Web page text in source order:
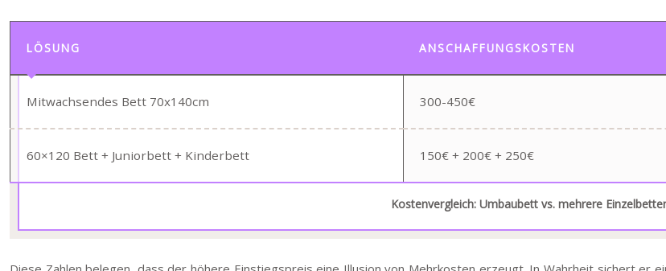
Kostenvergleich: Umbaubett vs. mehrere
LÖSUNG ANSCHAFFUNGSKOSTEN
Mitwachsendes Bett 70x140cm 300-450€
60×120 Bett + Juniorbett + Kinderbett 150€ + 200€ + 250€